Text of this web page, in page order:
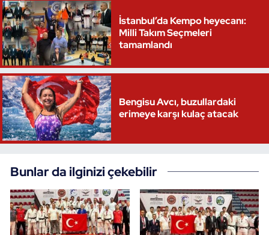
İstanbul’da Kempo heyecanı:
Milli Takım Seçmeleri
tamamlandı
Bengisu Avcı, buzullardaki
erimeye karşı kulaç atacak
Bunlar da ilginizi çekebilir
Kick Boks
Kürek
Masa Tenisi
Modern Pentatlon
Motor Sporları
Okçuluk
Optimist